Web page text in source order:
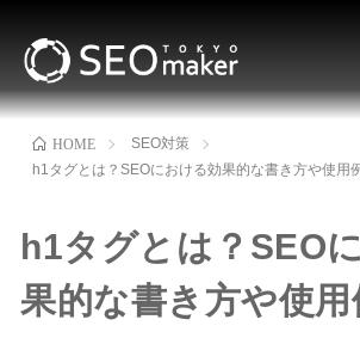
HOME
SEO対策
h1タグとは？SEOにおける効果的な書き方や使用
h1タグとは？SEO
果的な書き方や使